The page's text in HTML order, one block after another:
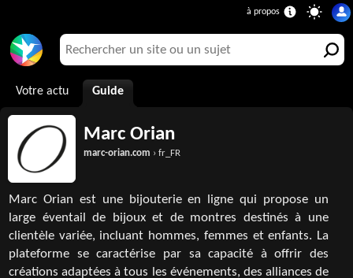
Votre actu Guide
Marc Orian
marc-orian.com › fr_FR
Marc Orian est une bijouterie en ligne qui propose un
large éventail de bijoux et de montres destinés à une
clientèle variée, incluant hommes, femmes et enfants. La
plateforme se caractérise par sa capacité à offrir des
créations adaptées à tous les événements, des alliances de